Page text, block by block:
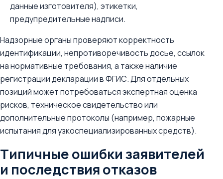
данные изготовителя), этикетки,
предупредительные надписи.
Надзорные органы проверяют корректность
идентификации, непротиворечивость досье, ссылок
на нормативные требования, а также наличие
регистрации декларации в ФГИС. Для отдельных
позиций может потребоваться экспертная оценка
рисков, техническое свидетельство или
дополнительные протоколы (например, пожарные
испытания для узкоспециализированных средств).
Типичные ошибки заявителей
и последствия отказов